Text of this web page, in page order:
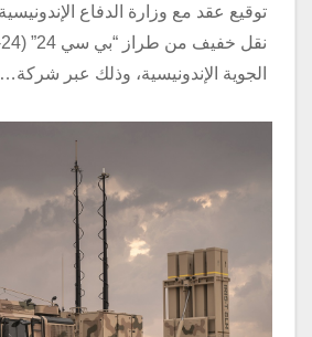
الجوية الإندونيسية، وذلك عبر شركة…